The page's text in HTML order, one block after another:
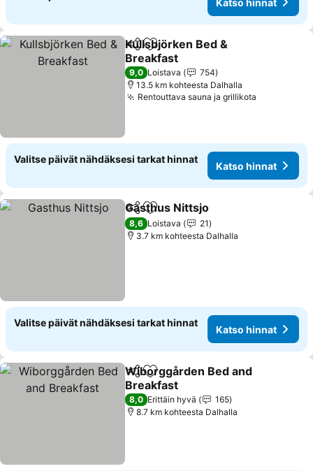
Jaa Lisää suosikkeihin
Kullsbjörken Bed &
Breakfast
9,0 Loistava
754
13.5 km kohteesta Dalhalla
Rentouttava sauna ja grillikota
Valitse päivät nähdäksesi tarkat hinnat
Katso hinnat
Jaa Lisää suosikkeihin
Gasthus Nittsjo
8,6 Loistava
21
3.7 km kohteesta Dalhalla
Valitse päivät nähdäksesi tarkat hinnat
Katso hinnat
Jaa Lisää suosikkeihin
Wiborggården Bed and
Breakfast
8,0 Erittäin hyvä
165
8.7 km kohteesta Dalhalla